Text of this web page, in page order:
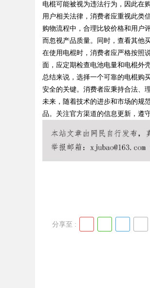
!
Bo
电棍可能被视为违法行为，因此在
用户相关法律，消费者应重视此类信
购物流程中，合理比较价格和用户
而忽视产品质量。同时，查看其他
在使用电棍时，消费者应严格按照
面，应定期检查电池电量和电棍外
总结来说，选择一个可靠的电棍购
安全的关键。消费者应秉持合法、
未来，随着技术的进步和市场的规
品。关注官方渠道的信息更新，遵
分享至 :